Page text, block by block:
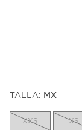
TALLA: MX
XXS XS